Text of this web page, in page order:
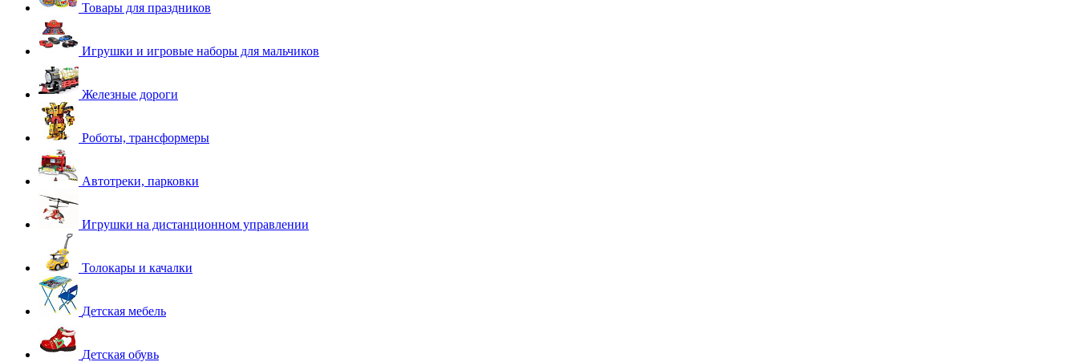
Товары для праздников
Игрушки и игровые наборы для мальчиков
Железные дороги
Роботы, трансформеры
Автотреки, парковки
Игрушки на дистанционном управлении
Толокары и качалки
Детская мебель
Детская обувь